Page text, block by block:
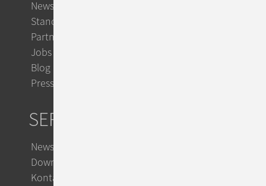
News & Events
Standorte
Partner
Jobs
Blog
Presse
SERVICE
Newsletter
Downloads
Kontakt